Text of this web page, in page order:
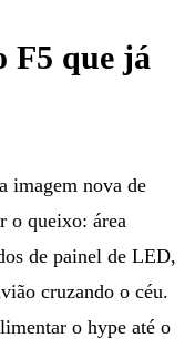
F5 que já
imagem nova de
o queixo: área
de painel de LED,
cruzando o céu.
o hype até o